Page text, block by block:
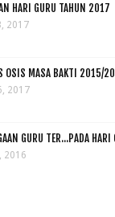
HARI GURU TAHUN 2017
2017
OSIS MASA BAKTI 2015/
2017
GURU TER...PADA
2016